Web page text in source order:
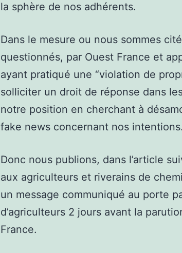
la sphère de nos adhérents.
Dans le mesure ou nous sommes
questionnés, par Ouest France et
ayant pratiqué une “violation de
solliciter un droit de réponse dans
notre position en cherchant à
fake news concernant nos intentions.
Donc nous publions, dans l’article
aux agriculteurs et riverains de
un message communiqué au porte
d’agriculteurs 2 jours avant la
France.